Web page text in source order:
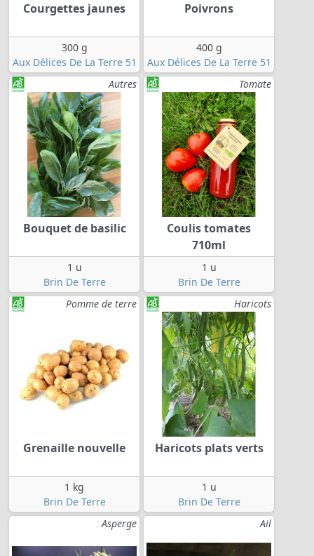
Courgettes jaunes
300 g
Aux Délices De La Terre 51
Poivrons
400 g
Aux Délices De La Terre 51
Autres
Bouquet de basilic
1 u
Brin De Terre
Tomate
Coulis tomates
710ml
1 u
Brin De Terre
Pomme de terre
Grenaille nouvelle
1 kg
Brin De Terre
Haricots
Haricots plats verts
1 u
Brin De Terre
Asperge
Ail